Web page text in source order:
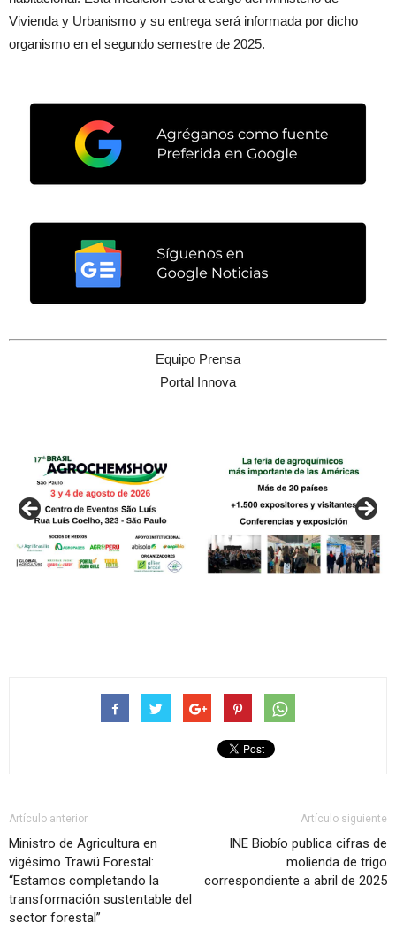
Vivienda y Urbanismo y su entrega será informada por dicho
organismo en el segundo semestre de 2025.
Equipo Prensa
Portal Innova
Artículo anterior
Ministro de Agricultura en
vigésimo Trawü Forestal:
“Estamos completando la
transformación sustentable del
sector forestal”
Artículo siguiente
INE Biobío publica cifras de
molienda de trigo
correspondiente a abril de 2025